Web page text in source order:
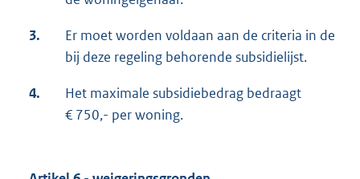
3.
Er moet worden voldaan aan de criteria in de
bij deze regeling behorende subsidielijst.
4.
Het maximale subsidiebedrag bedraagt
€ 750,- per woning.